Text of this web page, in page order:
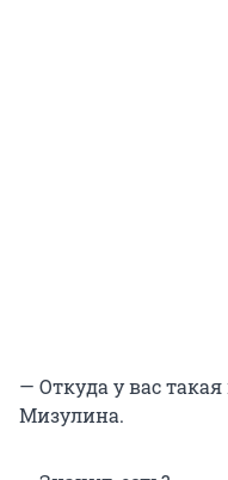
— Откуда у вас
Мизулина.